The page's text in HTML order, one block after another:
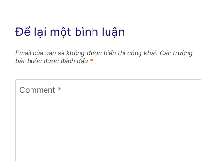
Để lại một bình luận
Email của bạn sẽ không được hiển thị công khai. Các trường
bắt buộc được đánh dấu *
Comment *